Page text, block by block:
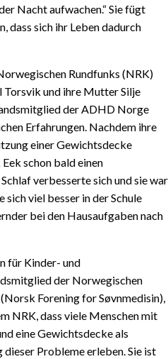
Nacht aufwachen.“ Sie fügt
dass sich ihr Leben dadurch
Rundfunks (NRK)
und ihre Mutter Silje
der ADHD Norge
Erfahrungen. Nachdem ihre
einer Gewichtsdecke
schon bald einen
verbesserte sich und sie war
sich viel besser in der Schule
bei den Hausaufgaben nach
für Kinder- und
der Norwegischen
Forening for Søvnmedisin),
NRK, dass viele Menschen mit
eine Gewichtsdecke als
Probleme erleben. Sie ist
dass sich ihr Leben
Projektleiterin der
den Melatoninspiegel